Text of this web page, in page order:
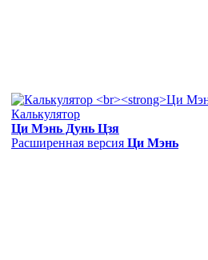
Калькулятор
Ци Мэнь Дунь Цзя
Расширенная версия Ци Мэнь